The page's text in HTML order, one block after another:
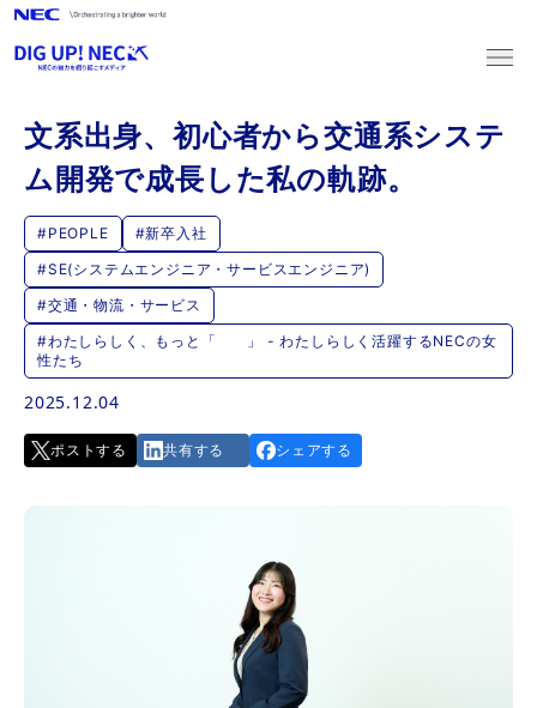
新卒採用
キャリア採用
2027新卒採用
マイページログイン マイページ登録
2028新卒採用
キャリア採用
文系出身、初心者から交通系システ
ム開発で成長した私の軌跡。
#PEOPLE
#新卒入社
#SE(システムエンジニア・サービスエンジニア)
#交通・物流・サービス
#わたしらしく、もっと「 」 - わたしらしく活躍するNECの女
性たち
2025.12.04
ポストする 共有する シェアする